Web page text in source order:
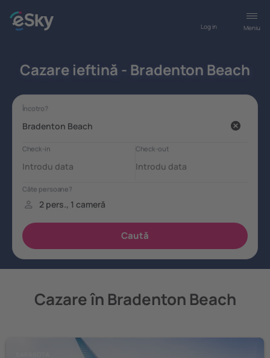
Meniu
Log in
Cazare ieftină - Bradenton Beach
Cazare în Bradenton Beach